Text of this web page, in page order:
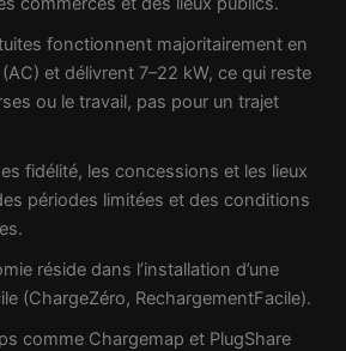
fonctionnent majoritairement en
et délivrent 7–22 kW, ce qui reste
ou le travail, pas pour un trajet
fidélité, les concessions et les lieux
périodes limitées et des conditions
réside dans l’installation d’une
(ChargeZéro, RechargementFacile).
comme Chargemap et PlugShare